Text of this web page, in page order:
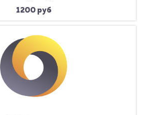
1200 руб